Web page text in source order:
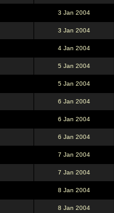
3 Jan 2004
3 Jan 2004
4 Jan 2004
5 Jan 2004
5 Jan 2004
6 Jan 2004
6 Jan 2004
6 Jan 2004
7 Jan 2004
7 Jan 2004
8 Jan 2004
8 Jan 2004